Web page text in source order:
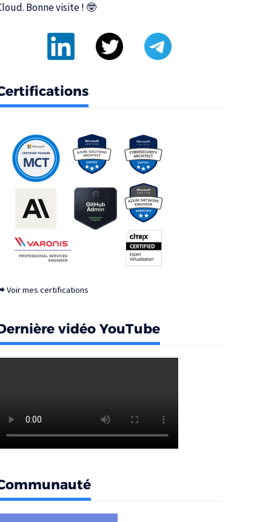
. Bonne visite ! 🤓
Voir mes certifications
vidéo YouTube